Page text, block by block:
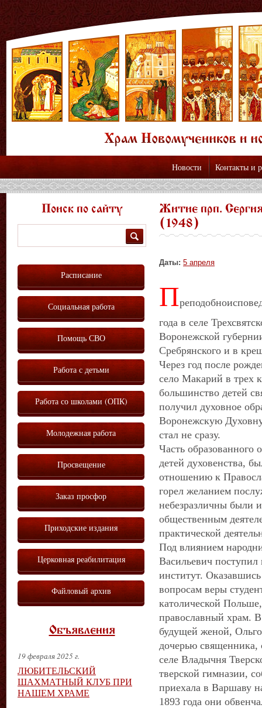
Новости Контакты и
Житие прп. Сергия
(1948)
Даты: 5 апреля
П
года в селе
Воронежской
Сребрянского и в
Через год после
село Макарий в трех
большинство детей
получил духовное
Воронежскую
стал не сразу.
Часть образованного
детей духовенства,
отношению к
горел желанием
небезразличны были
общественным
практической
Под влиянием
Васильевич
институт.
вопросам веры
католической
православный храм.
будущей женой,
дочерью
селе Владычня
тверской гимназии,
приехала в Варшаву
1893 года они
Поиск по сайту
Расписание
Социальная работа
Помощь СВО
Работа с детьми
Работа со школами (ОПК)
Молодежная работа
Просвещение
Заказ просфор
Приходские издания
Церковная реабилитация
Файловый архив
Объявления
19 февраля 2025 г.
ЛЮБИТЕЛЬСКИЙ
ШАХМАТНЫЙ КЛУБ ПРИ
НАШЕМ ХРАМЕ